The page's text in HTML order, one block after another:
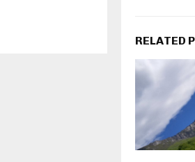
RELATED